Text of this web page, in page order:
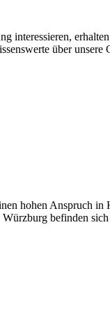
über
hohen Anspruch
befinden